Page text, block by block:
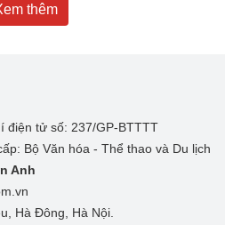
thêm
điện tử số: 237/GP-BTTTT
Bộ Văn hóa - Thể thao và Du lịch
Anh
Hà Đông, Hà Nội.